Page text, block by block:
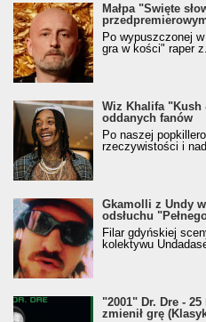
Małpa "Święte
Po wypuszczonej
gra w kości" raper
Wiz Khalifa "Kush
oddanych fanów
Po naszej
rzeczywistości i
Gkamolli z Undy
odsłuchu
Filar gdyńskiej
kolektywu
"2001" Dr. Dre -
zmienił grę